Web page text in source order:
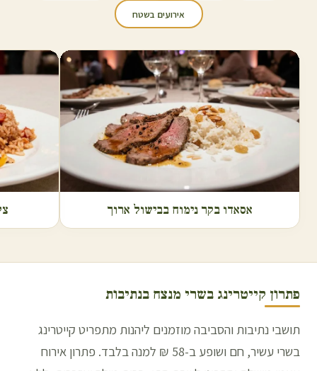
אירועים בשטח
אסאדו בקר נימוח בבישול ארוך
פתרון קייטרינג בשרי מנצח בנתיבות
תושבי נתיבות והסביבה מוזמנים ליהנות מתפריט קייטרינג
בשרי עשיר, חם ושופע ב-58 ₪ למנה בלבד. פתרון אירוח